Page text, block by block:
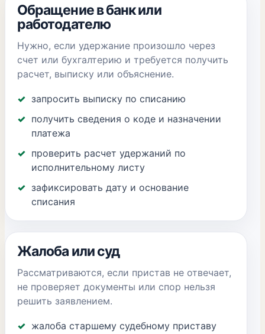
Обращение в банк или
работодателю
Нужно, если удержание произошло через
счет или бухгалтерию и требуется получить
расчет, выписку или объяснение.
запросить выписку по списанию
получить сведения о коде и назначении
платежа
проверить расчет удержаний по
исполнительному листу
зафиксировать дату и основание
списания
Жалоба или суд
Рассматриваются, если пристав не отвечает,
не проверяет документы или спор нельзя
решить заявлением.
жалоба старшему судебному приставу